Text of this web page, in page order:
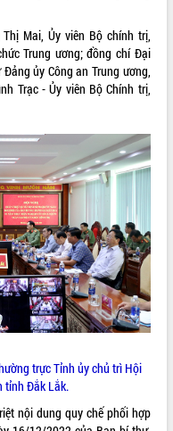
Mai, Ủy viên Bộ chính trị,
Trung ương; đồng chí Đại
ủy Công an Trung ương,
Trạc - Ủy viên Bộ Chính trị,
trực Tỉnh ủy chủ trì Hội
tỉnh Đắk Lắk.
nội dung quy chế phối hợp